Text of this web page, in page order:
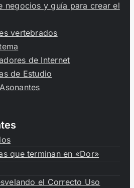
negocios y guía para crear el
vertebrados
de Internet
de Estudio
que terminan en «Dor»
el Correcto Uso